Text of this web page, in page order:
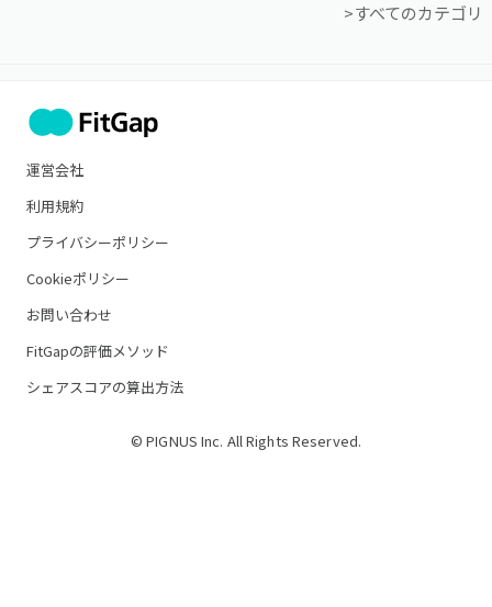
>すべてのカテゴリ
運営会社
利用規約
プライバシーポリシー
Cookieポリシー
お問い合わせ
FitGapの評価メソッド
シェアスコアの算出方法
© PIGNUS Inc. All Rights Reserved.